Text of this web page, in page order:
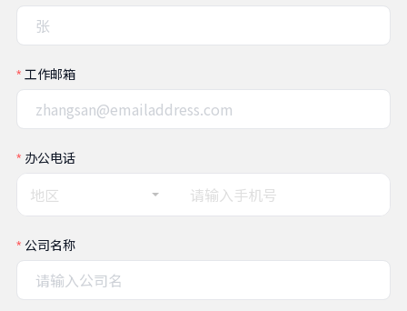
工作邮箱
办公电话
地区
公司名称